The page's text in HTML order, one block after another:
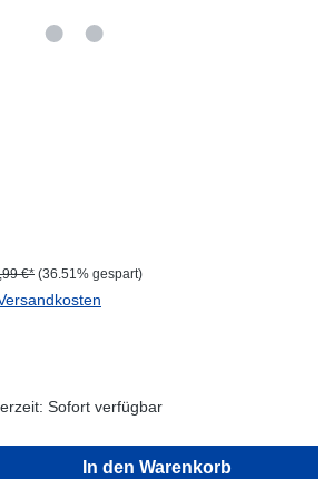
€* (36.51% gespart)
von 5 von 5 Sternen
Sofort verfügbar
Gib den gewünschten Wert
In den Warenkorb